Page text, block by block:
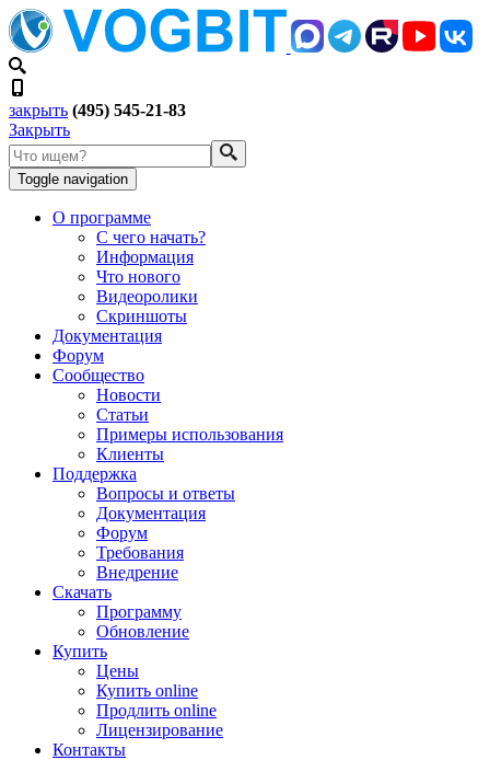
закрыть (495) 545-21-83
Закрыть
Toggle navigation
О программе
С чего начать?
Информация
Что нового
Видеоролики
Скриншоты
Документация
Форум
Сообщество
Новости
Статьи
Примеры использования
Клиенты
Поддержка
Вопросы и ответы
Документация
Форум
Требования
Внедрение
Скачать
Программу
Обновление
Купить
Цены
Купить online
Продлить online
Лицензирование
Контакты